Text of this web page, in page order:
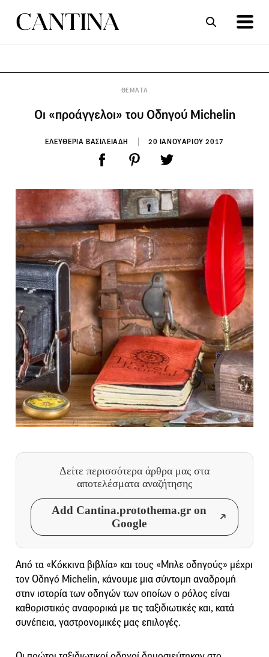
ΘΕΜΑΤΑ
Οι «προάγγελοι» του Οδηγού Michelin
ΕΛΕΥΘΕΡΙΑ ΒΑΣΙΛΕΙΑΔΗ 20 ΙΑΝΟΥΑΡΙΟΥ 2017
Δείτε περισσότερα άρθρα μας στα
αποτελέσματα αναζήτησης
Add Cantina.protothema.gr on
Google
Από τα «Κόκκινα βιβλία» και τους «Μπλε οδηγούς» μέχρι
τον Οδηγό Michelin, κάνουμε μια σύντομη αναδρομή
στην ιστορία των οδηγών των οποίων ο ρόλος είναι
καθοριστικός αναφορικά με τις ταξιδιωτικές και, κατά
συνέπεια, γαστρονομικές μας επιλογές.